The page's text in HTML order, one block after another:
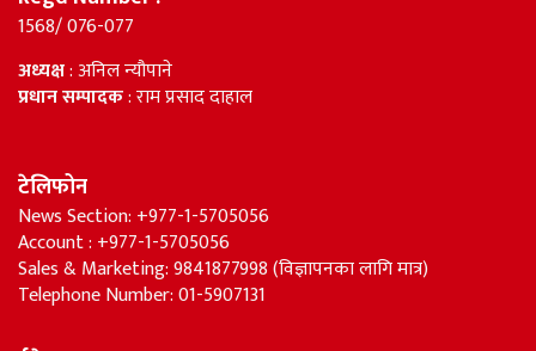
1568/ 076-077
अध्यक्ष: अनिल न्यौपाने
प्रधान सम्पादक: राम प्रसाद दाहाल
टेलिफोन
News Section: +977-1-5705056
Account : +977-1-5705056
Sales & Marketing: 9841877998 (विज्ञापनका लागि मात्र)
Telephone Number: 01-5907131